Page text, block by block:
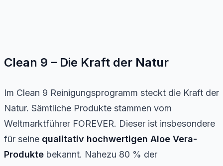
Clean 9 – Die Kraft der Natur
Im Clean 9 Reinigungsprogramm steckt die Kraft der
Natur. Sämtliche Produkte stammen vom
Weltmarktführer FOREVER. Dieser ist insbesondere
für seine qualitativ hochwertigen Aloe Vera-
Produkte bekannt. Nahezu 80 % der